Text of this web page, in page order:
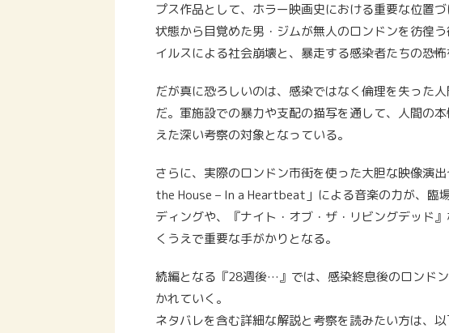
プス作品として、ホラー映画史における重要な位置
状態から目覚めた男・ジムが無人のロンドンを彷徨
イルスによる社会崩壊と、暴走する感染者たちの恐怖
だが真に恐ろしいのは、感染ではなく倫理を失った
だ。軍施設での暴力や支配の描写を通して、人間の
えた深い考察の対象となっている。
さらに、実際のロンドン市街を使った大胆な映像演
the House – In a Heartbeat」による音楽の力が、臨
ディングや、『ナイト・オブ・ザ・リビングデッド
くうえで重要な手がかりとなる。
続編となる『28週後…』では、感染終息後のロンド
かれていく。
ネタバレを含む詳細な解説と考察を読みたい方は、